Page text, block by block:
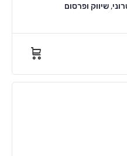
, שיווק ופרסום